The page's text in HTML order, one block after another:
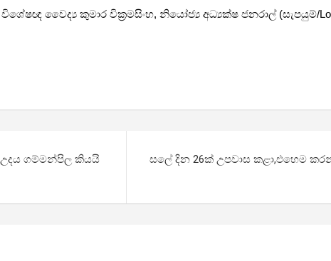
වෛද්‍ය කුමාර වික්‍රමසිංහ, නියෝජ්‍ය අධ්‍යක්ෂ ජනරාල් (සැපයුම්/
ගම්මන්පිල කියයි
සලේ දින 26ක් උපවාස කළා,එහෙම